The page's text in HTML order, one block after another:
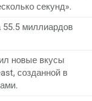
секунд».
55.5 миллиардов
новые вкусы
созданной в